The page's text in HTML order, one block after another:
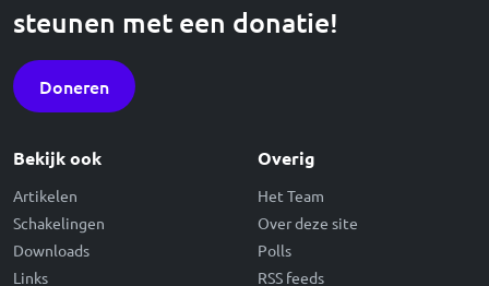
steunen met een donatie!
Doneren
Bekijk ook
Artikelen
Schakelingen
Downloads
Links
Overig
Het Team
Over deze site
Polls
RSS feeds